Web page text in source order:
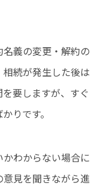
義の変更・解約の
続が発生した後は
要しますが、すぐ
りです。
わからない場合に
見を聞きながら進